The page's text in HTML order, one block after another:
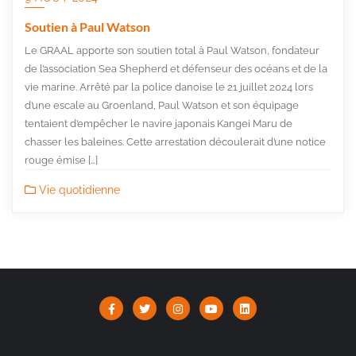
Soutien à Paul Watson
Le GRAAL apporte son soutien total à Paul Watson, fondateur
de l’association Sea Shepherd et défenseur des océans et de la
vie marine. Arrêté par la police danoise le 21 juillet 2024 lors
d’une escale au Groenland, Paul Watson et son équipage
tentaient d’empêcher le navire japonais Kangei Maru de
chasser les baleines. Cette arrestation découlerait d’une notice
rouge émise […]
Vie quotidienne